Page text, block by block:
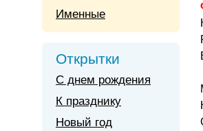
Именные
Открытки
С днем рождения
К празднику
Новый год